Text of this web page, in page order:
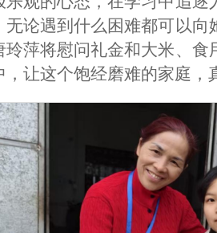
无论遇到什么困难都可以
玲萍将慰问礼金和大米、
，让这个饱经磨难的家庭